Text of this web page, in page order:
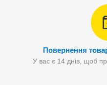
Повернення
У вас є 14 днів, щоб